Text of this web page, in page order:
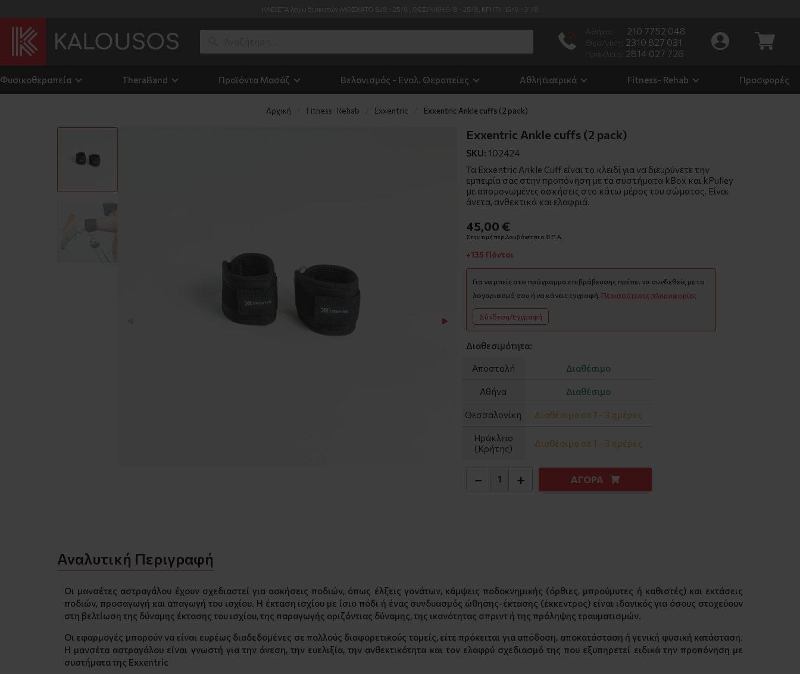
ΚΛΕΙΣΤΑ λόγω διακοπών ΜΟΣΧΑΤΟ 8/8 - 25/8 , ΘΕΣ/ΝΙΚΗ 5/8 - 25/8, ΚΡΗΤΗ 15/8 - 31/8
210 7752 048
2310 827 031
2814 027 726
Φυσικοθεραπεία TheraΒand Προϊόντα Μασάζ Βελονισμός - Εναλ. Θεραπείες Αθλητιατρικά Fitness- Rehab Προσφορές
Αρχική Fitness- Rehab Exxentric Exxentric Ankle cuffs (2 pack)
Exxentric Ankle cuffs (2 pack)
SKU: 102424
Τα Exxentric Ankle Cuff είναι το κλειδί για να διευρύνετε την
εμπειρία σας στην προπόνηση με τα συστήματα kBox και kPulley
με απομονωμένες ασκήσεις στο κάτω μέρος του σώματος. Είναι
άνετα, ανθεκτικά και ελαφριά.
45,00 €
Στην τιμή περιλαμβάνεται ο Φ.Π.Α.
+135 Πόντοι
Για να μπείς στο πρόγραμμα επιβράβευσης πρέπει να συνδεθείς με το
λογαριασμό σου ή να κάνεις εγγραφή. Περισσότερες πληροφορίες
Σύνδεση/Εγγραφή
Διαθεσιμότητα:
Αποστολή Διαθέσιμο
Αθήνα Διαθέσιμο
Θεσσαλονίκη Διαθέσιμο σε 1 - 3 ημέρες
Ηράκλειο
(Κρήτης)
Διαθέσιμο σε 1 - 3 ημέρες
− + ΑΓΟΡΑ
Αναλυτική Περιγραφή
Οι μανσέτες αστραγάλου έχουν σχεδιαστεί για ασκήσεις ποδιών, όπως έλξεις γονάτων, κάμψεις ποδοκνημικής (όρθιες, μπρούμυτες ή καθιστές) και εκτάσεις
ποδιών, προσαγωγή και απαγωγή του ισχίου. Η έκταση ισχίου με ίσιο πόδι ή ένας συνδυασμός ώθησης-έκτασης (έκκεντρος) είναι ιδανικός για όσους στοχεύουν
στη βελτίωση της δύναμης έκτασης του ισχίου, της παραγωγής οριζόντιας δύναμης, της ικανότητας σπριντ ή της πρόληψης τραυματισμών.
Οι εφαρμογές μπορούν να είναι ευρέως διαδεδομένες σε πολλούς διαφορετικούς τομείς, είτε πρόκειται για απόδοση, αποκατάσταση ή γενική φυσική κατάσταση.
Η μανσέτα αστραγάλου είναι γνωστή για την άνεση, την ευελιξία, την ανθεκτικότητα και τον ελαφρύ σχεδιασμό της που εξυπηρετεί ειδικά την προπόνηση με
συστήματα της Exxentric